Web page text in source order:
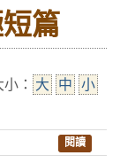
篇
： 大 中 小
閱讀